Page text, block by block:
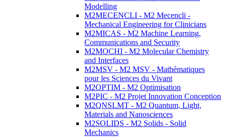
Modelling
M2MECENCLI - M2 Mecencli -
Mechanical Engineering for Clinicians
M2MICAS - M2 Machine Learning,
Communications and Security
M2MOCHI - M2 Molecular Chemistry
and Interfaces
M2MSV - M2 MSV - Mathématiques
pour les Sciences du Vivant
M2OPTIM - M2 Optimisation
M2PIC - M2 Projet Innovation Conception
M2QNSLMT - M2 Quantum, Light,
Materials and Nanosciences
M2SOLIDS - M2 Solids - Solid
Mechanics